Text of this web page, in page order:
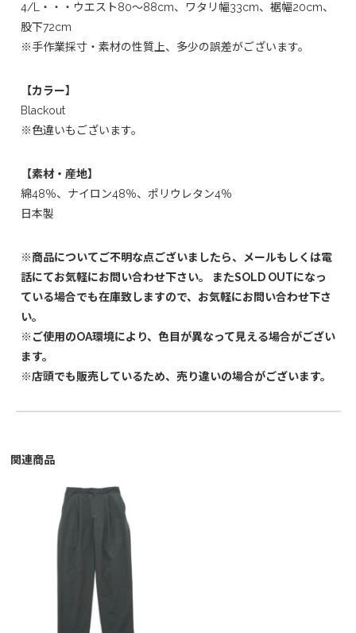
4/L・・・ウエスト80～88cm、ワタリ幅33cm、裾幅20cm、
股下72cm
※手作業採寸・素材の性質上、多少の誤差がございます。
【カラー】
Blackout
※色違いもございます。
【素材・産地】
綿48％、ナイロン48％、ポリウレタン4％
日本製
※商品についてご不明な点ございましたら、メールもしくは電
話にてお気軽にお問い合わせ下さい。 またSOLD OUTになっ
ている場合でも在庫致しますので、お気軽にお問い合わせ下さ
い。
※ご使用のOA環境により、色目が異なって見える場合がござい
ます。
※店頭でも販売しているため、売り違いの場合がございます。
関連商品